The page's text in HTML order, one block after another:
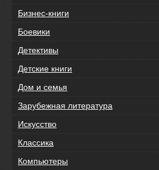
Бизнес-книги
Боевики
Детективы
Детские книги
Дом и семья
Зарубежная литература
Искусство
Классика
Компьютеры